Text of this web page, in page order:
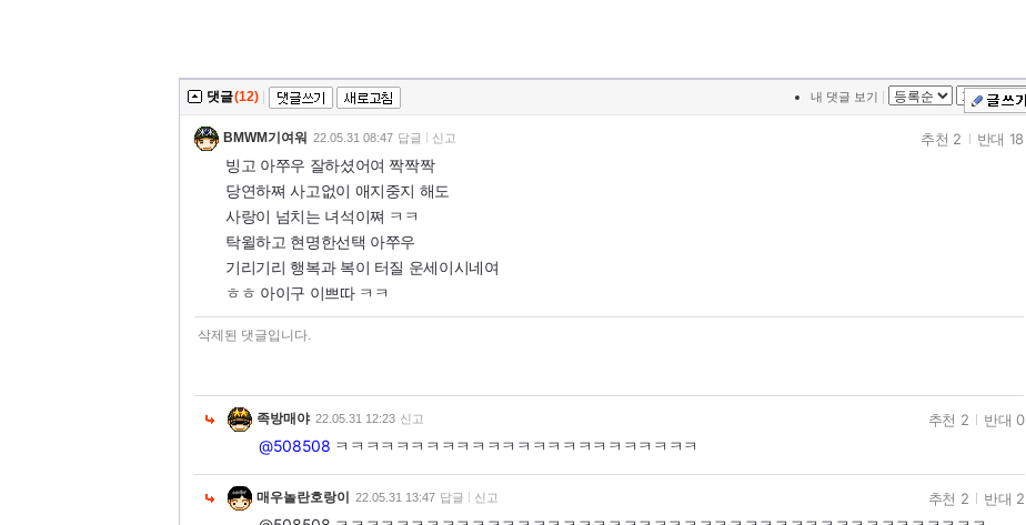
댓글(12) | 내 댓글 보기 |
BMWM기여워 22.05.31 08:47 답글 신고
빙고 아쭈우 잘하셨어여 짝짝짝
당연하쪄 사고없이 애지중지 해도
사랑이 넘치는 녀석이쪄 ㅋㅋ
탁윌하고 현명한선택 아쭈우
기리기리 행복과 복이 터질 운세이시네여
ㅎㅎ 아이구 이쁘따 ㅋㅋ
추천 2 반대 18
삭제된 댓글입니다.
족방매야 22.05.31 12:23 신고
@508508 ㅋㅋㅋㅋㅋㅋㅋㅋㅋㅋㅋㅋㅋㅋㅋㅋㅋㅋㅋㅋㅋㅋㅋㅋ
추천 2 반대 0
매우놀란호랑이 22.05.31 13:47 답글 신고 추천 2 반대 2